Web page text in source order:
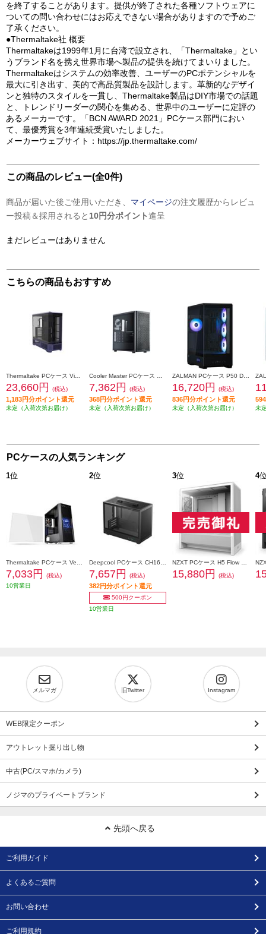
を終了することがあります。提供が終了された各種ソフトウェアに
ついての問い合わせにはお応えできない場合がありますので予めご
了承ください。
●Thermaltake社 概要
Thermaltakeは1999年1月に台湾で設立され、「Thermaltake」とい
うブランド名を携え世界市場へ製品の提供を続けてまいりました。
Thermaltakeはシステムの効率改善、ユーザーのPCポテンシャルを
最大に引き出す、美的で高品質製品を設計します。革新的なデザイ
ンと独特のスタイルを一貫し、Thermaltake製品はDIY市場での話題
と、トレンドリーダーの関心を集める、世界中のユーザーに定評の
あるメーカーです。「BCN AWARD 2021」PCケース部門におい
て、最優秀賞を3年連続受賞いたしました。
メーカーウェブサイト：https://jp.thermaltake.com/
この商品のレビュー(全0件)
商品が届いた後ご使用いただき、 マイページの注文履歴からレビュ
ー投稿＆採用されると 10円分ポイント進呈
まだレビューはありません
こちらの商品もおすすめ
Thermaltake PCケース View 600 TG Future Dusk CA-11H-00FNWN-00
23,660円 (税込)
1,183円分ポイント還元
未定（入荷次第お届け）
Cooler Master PCケース Elite 502 Lite E502L-KGNN-S00
7,362円 (税込)
368円分ポイント還元
未定（入荷次第お届け）
ZALMAN PCケース P50 DS Black P50-DS-BLACK
16,720円 (税込)
836円分ポイント還元
未定（入荷次第お届け） 未
PCケースの人気ランキング
1位
Thermaltake PCケース Versa H26 Black /w casefan CA-1J5-00M1WN-01
7,033円
(税込)
10営業日
2位
Deepcool PCケース CH160 PLUS R-CH160-BKNGM0-G
7,657円 (税込)
382円分ポイント還元
500円クーポン
10営業日
3位
NZXT PCケース H5 Flow v2 White CC-H52FW-01
15,880円 (税込)
4
メルマガ 旧Twitter Instagram
WEB限定クーポン
アウトレット掘り出し物
中古(PC/スマホ/カメラ)
ノジマのプライベートブランド
先頭へ戻る
ご利用ガイド
よくあるご質問
お問い合わせ
ご利用規約